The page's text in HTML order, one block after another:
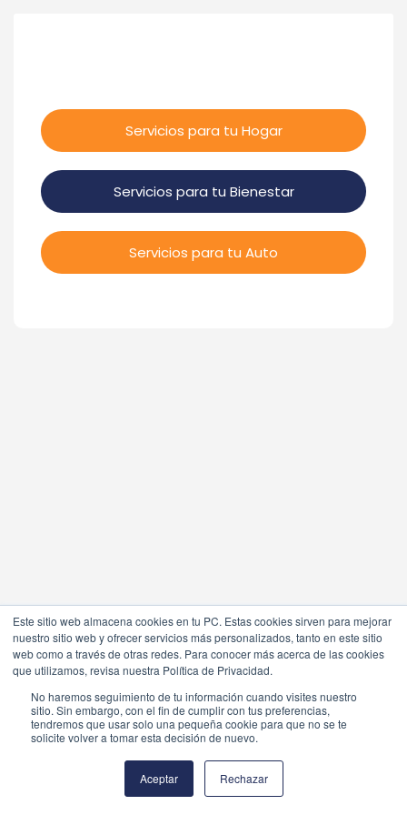
Este sitio web almacena cookies en tu PC. Estas cookies sirven para mejorar
nuestro sitio web y ofrecer servicios más personalizados, tanto en este sitio
web como a través de otras redes. Para conocer más acerca de las cookies
que utilizamos, revisa nuestra Política de Privacidad.
No haremos seguimiento de tu información cuando visites nuestro
sitio. Sin embargo, con el fin de cumplir con tus preferencias,
tendremos que usar solo una pequeña cookie para que no se te
solicite volver a tomar esta decisión de nuevo.
Aceptar Rechazar
Servicios para tu Hogar
Servicios para tu Bienestar
Servicios para tu Auto